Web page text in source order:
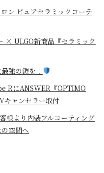
ン ピュアセラミックコーテ
× ULGO新商品『セラミック
強の鎧を！
RにANSWER『OPTIMO
キャンセラー取付
様より内装フルコーティング
空間へ